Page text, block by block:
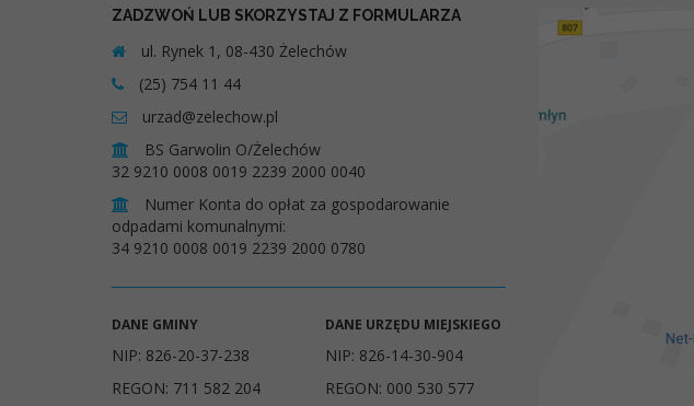
ZADZWOŃ LUB SKORZYSTAJ Z FORMULARZA
ul. Rynek 1, 08-430 Żelechów
(25) 754 11 44
urzad@zelechow.pl
BS Garwolin O/Żelechów
32 9210 0008 0019 2239 2000 0040
Numer Konta do opłat za gospodarowanie
odpadami komunalnymi:
34 9210 0008 0019 2239 2000 0780
DANE GMINY
NIP: 826-20-37-238
REGON: 711 582 204
DANE URZĘDU MIEJSKIEGO
NIP: 826-14-30-904
REGON: 000 530 577